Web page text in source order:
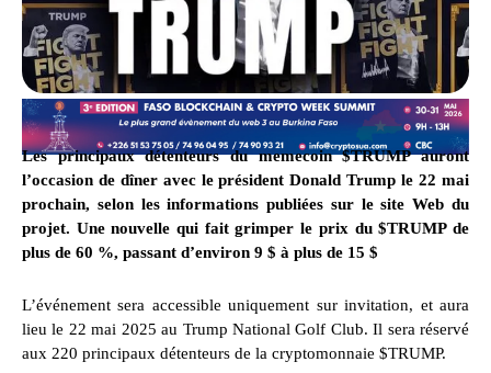
Les principaux détenteurs du memecoin $TRUMP auront
l’occasion de dîner avec le président Donald Trump le 22 mai
prochain, selon les informations publiées sur le site Web du
projet. Une nouvelle qui fait grimper le prix du $TRUMP de
plus de 60 %, passant d’environ 9 $ à plus de 15 $
L’événement sera accessible uniquement sur invitation, et aura
lieu le 22 mai 2025 au Trump National Golf Club. Il sera réservé
aux 220 principaux détenteurs de la cryptomonnaie $TRUMP.